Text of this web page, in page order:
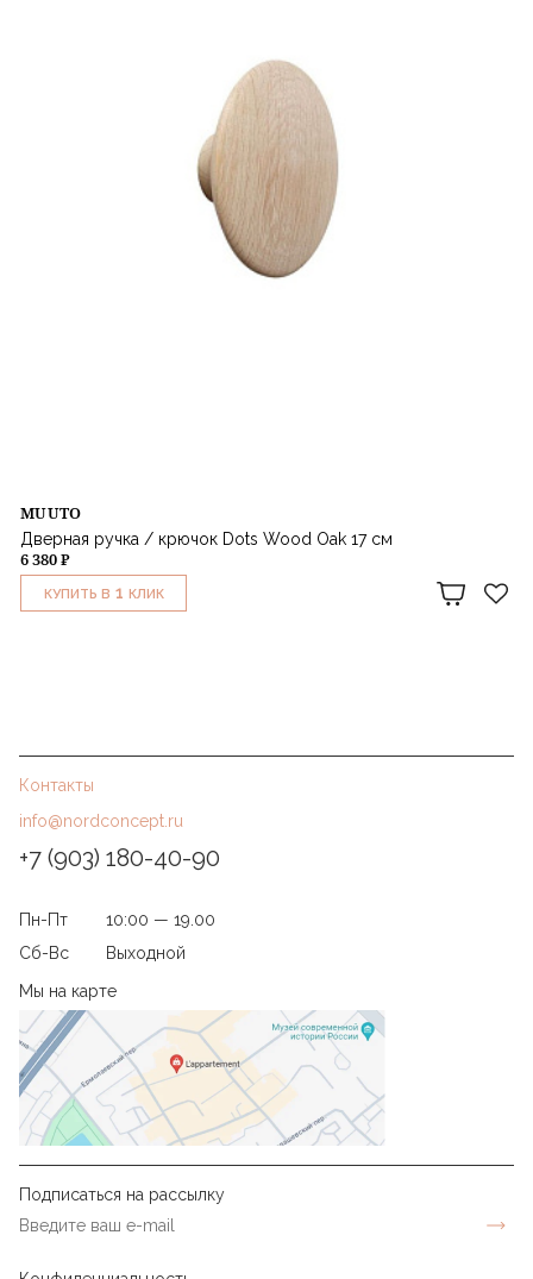
MUUTO
Дверная ручка / крючок Dots Wood Oak 17 см
6 380 ₽
КУПИТЬ В 1 КЛИК
Контакты
info@nordconcept.ru
+7 (903) 180-40-90
Пн-Пт
10:00 — 19.00
Сб-Вс
Выходной
Мы на карте
Подписаться на рассылку